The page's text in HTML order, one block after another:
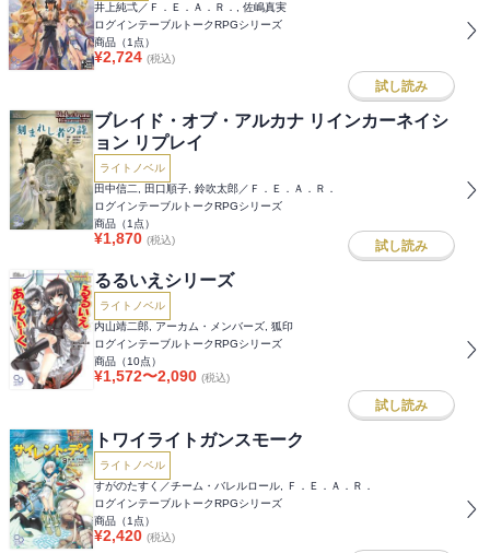
井上純弌／Ｆ．Ｅ．Ａ．Ｒ．, 佐嶋真実
ログインテーブルトークRPGシリーズ
商品（1 点）
¥2,724 (税込)
試し読み
ブレイド・オブ・アルカナ リインカーネイシ
ョン リプレイ
ライトノベル
田中信二, 田口順子, 鈴吹太郎／Ｆ．Ｅ．Ａ．Ｒ．
ログインテーブルトークRPGシリーズ
商品（1 点）
¥1,870 (税込) 試し読み
るるいえシリーズ
ライトノベル
内山靖二郎, アーカム・メンバーズ, 狐印
ログインテーブルトークRPGシリーズ
商品（10点）
¥1,572〜2,090 (税込)
試し読み
トワイライトガンスモーク
ライトノベル
すがのたすく／チーム・バレルロール, Ｆ．Ｅ．Ａ．Ｒ．
ログインテーブルトークRPGシリーズ
商品（1 点）
¥2,420 (税込)